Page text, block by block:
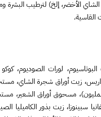
لورات الصوديوم،
زيت أوراق شجرة
جزء في المليون)، حمض الساليسيليك (5000 جزء في
سبينوزا، زيت بذور الكاميليا